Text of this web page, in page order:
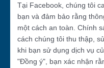
Tại Facebook, chúng tôi
bạn và đảm bảo rằng
một cách an toàn. Chính
cách chúng tôi thu thập,
khi bạn sử dụng dịch vụ
"Đồng ý", bạn xác nhận